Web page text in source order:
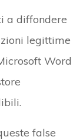
a diffondere
legittime
Word
false